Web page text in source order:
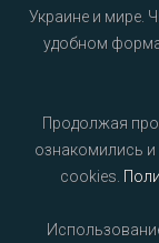
Украине и мире.
удобном
Продолжая
ознакомились
cookies.